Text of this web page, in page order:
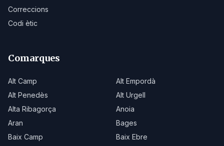
Correccions
Codi ètic
Comarques
Alt Camp
Alt Empordà
Alt Penedès
Alt Urgell
Alta Ribagorça
Anoia
Aran
Bages
Baix Camp
Baix Ebre